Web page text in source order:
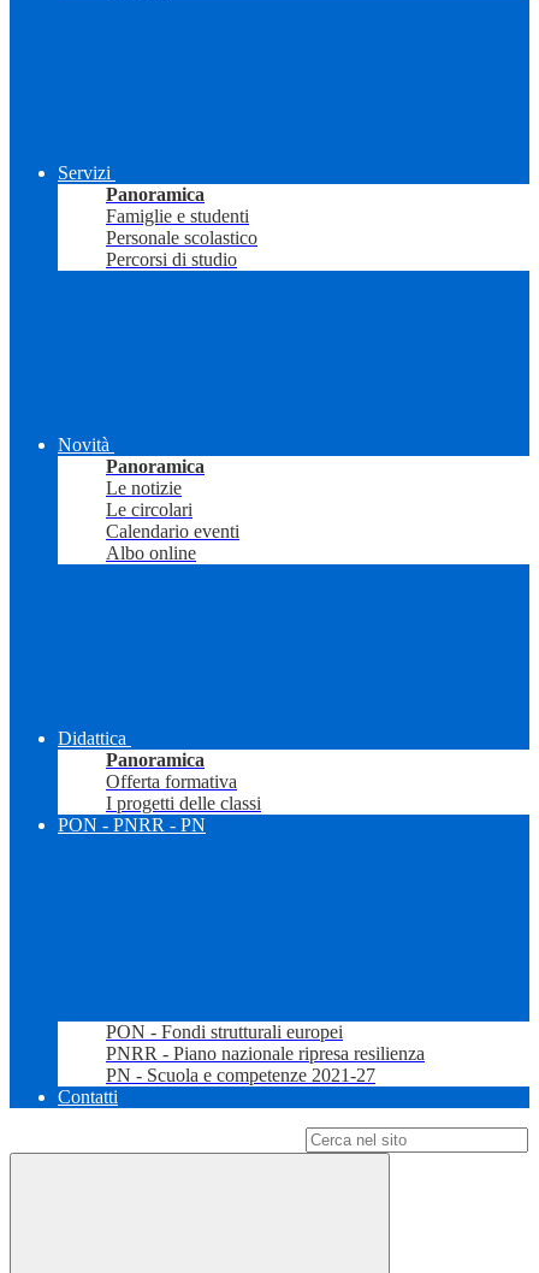
Servizi
Panoramica
Famiglie e studenti
Personale scolastico
Percorsi di studio
Novità
Panoramica
Le notizie
Le circolari
Calendario eventi
Albo online
Didattica
Panoramica
Offerta formativa
I progetti delle classi
PON - PNRR - PN
PON - Fondi strutturali europei
PNRR - Piano nazionale ripresa resilienza
PN - Scuola e competenze 2021-27
Contatti